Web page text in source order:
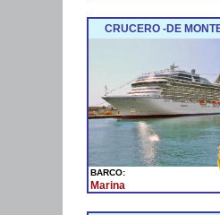
CRUCERO -DE
BARCO:
Marina